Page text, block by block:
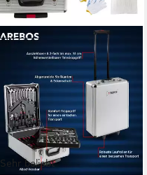
Sehr beliebt